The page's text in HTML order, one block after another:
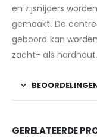
en zijsnijders
gemaakt. De
geboord kan
zacht- als hardhout.
GERELATEERDE